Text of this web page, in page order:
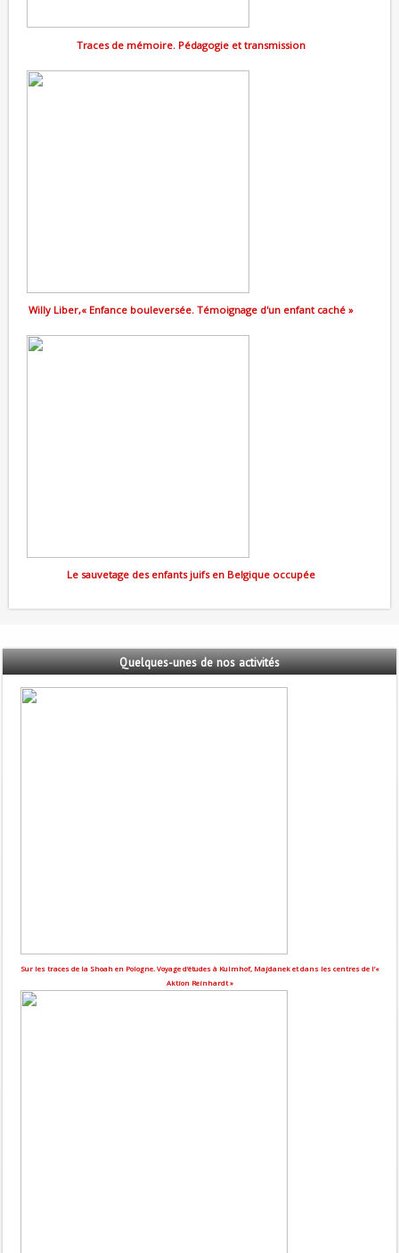
Traces de mémoire. Pédagogie et transmission
Willy Liber,« Enfance bouleversée. Témoignage d'un enfant caché »
Le sauvetage des enfants juifs en Belgique occupée
Quelques-unesde nos activités
Sur les traces de la Shoah en Pologne. Voyage d’études à Kulmhof, Majdanek et dans les centres de l’«
Aktion Reinhardt »